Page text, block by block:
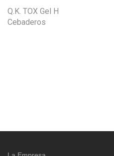
Q.K. TOX Gel H
Cebaderos